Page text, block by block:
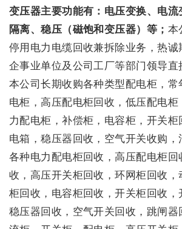
变压器主要功能有：电压变换、电流
隔离、稳压（磁饱和变压器）等； 本
停用电力电缆回收兼拆除业务，热
企事业单位及公司工厂等部门领导直
本公司长期收购各种类型配电柜，
电柜，高压配电柜回收，低压配电
力配电柜，补偿柜，电容柜，开关柜
电箱，稳压器回收，空气开关收购
各种电力配电柜回收，高压配电柜回
收，高压开关柜回收，环网柜回收
柜回收，电容柜回收，开关柜回收，
稳压器回收，空气开关回收，跳闸